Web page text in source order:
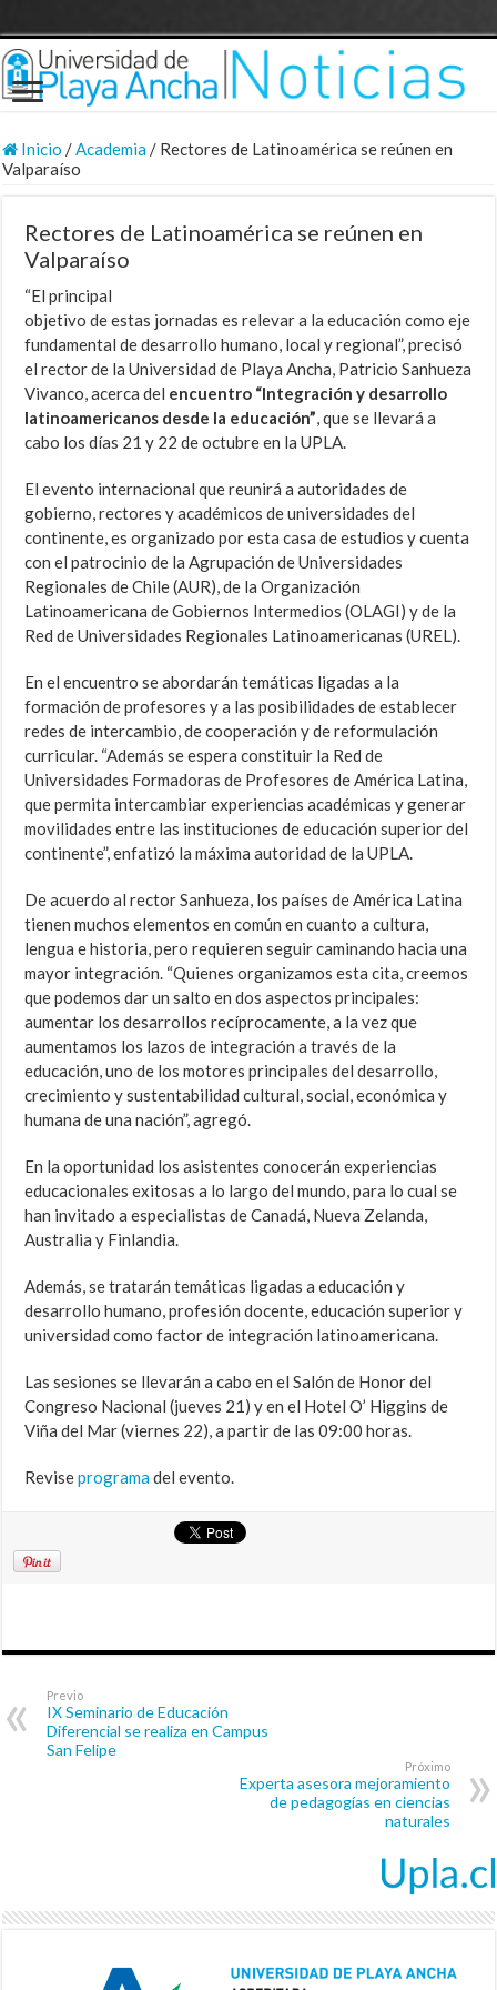
Inicio /Academia/ Rectores de Latinoamérica se reúnen en
Valparaíso
Rectores de Latinoamérica se reúnen en
Valparaíso
“El principal
objetivo de estas jornadas es relevar a la educación como eje
fundamental de desarrollo humano, local y regional”, precisó
el rector de la Universidad de Playa Ancha, Patricio Sanhueza
Vivanco, acerca del encuentro “Integración y desarrollo
latinoamericanos desde la educación”, que se llevará a
cabo los días 21 y 22 de octubre en la UPLA.
El evento internacional que reunirá a autoridades de
gobierno, rectores y académicos de universidades del
continente, es organizado por esta casa de estudios y cuenta
con el patrocinio de la Agrupación de Universidades
Regionales de Chile (AUR), de la Organización
Latinoamericana de Gobiernos Intermedios (OLAGI) y de la
Red de Universidades Regionales Latinoamericanas (UREL).
En el encuentro se abordarán temáticas ligadas a la
formación de profesores y a las posibilidades de establecer
redes de intercambio, de cooperación y de reformulación
curricular. “Además se espera constituir la Red de
Universidades Formadoras de Profesores de América Latina,
que permita intercambiar experiencias académicas y generar
movilidades entre las instituciones de educación superior del
continente”, enfatizó la máxima autoridad de la UPLA.
De acuerdo al rector Sanhueza, los países de América Latina
tienen muchos elementos en común en cuanto a cultura,
lengua e historia, pero requieren seguir caminando hacia una
mayor integración. “Quienes organizamos esta cita, creemos
que podemos dar un salto en dos aspectos principales:
aumentar los desarrollos recíprocamente, a la vez que
aumentamos los lazos de integración a través de la
educación, uno de los motores principales del desarrollo,
crecimiento y sustentabilidad cultural, social, económica y
humana de una nación”, agregó.
En la oportunidad los asistentes conocerán experiencias
educacionales exitosas a lo largo del mundo, para lo cual se
han invitado a especialistas de Canadá, Nueva Zelanda,
Australia y Finlandia.
Además, se tratarán temáticas ligadas a educación y
desarrollo humano, profesión docente, educación superior y
universidad como factor de integración latinoamericana.
Las sesiones se llevarán a cabo en el Salón de Honor del
Congreso Nacional (jueves 21) y en el Hotel O’ Higgins de
Viña del Mar (viernes 22), a partir de las 09:00 horas.
Reviseprogramadel evento.
Previo
IX Seminario de Educación
Diferencial se realiza en Campus
San Felipe
Próximo
Experta asesora mejoramiento
de pedagogías en ciencias
naturales